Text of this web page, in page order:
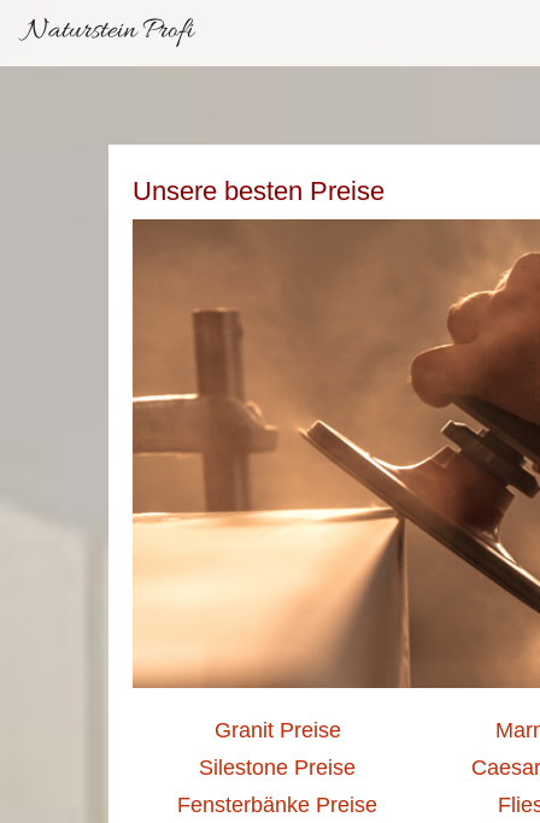
Naturstein Profi
Unsere besten Preise
Granit Preise
Silestone Preise
Fensterbänke Preise